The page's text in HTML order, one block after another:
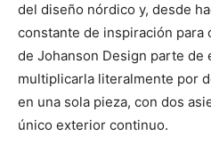
del diseño nórdico y, desde
constante de inspiración para
de Johanson Design parte de
multiplicarla literalmente por
en una sola pieza, con dos
único exterior continuo.